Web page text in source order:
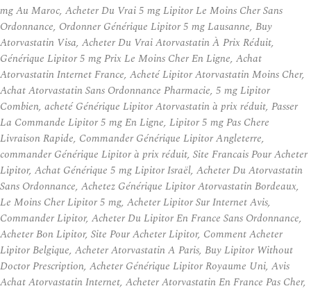
mg Au Maroc, Acheter Du Vrai 5 mg Lipitor Le Moins Cher Sans
Ordonnance, Ordonner Générique Lipitor 5 mg Lausanne, Buy
Atorvastatin Visa, Acheter Du Vrai Atorvastatin À Prix Réduit,
Générique Lipitor 5 mg Prix Le Moins Cher En Ligne, Achat
Atorvastatin Internet France, Acheté Lipitor Atorvastatin Moins Cher,
Achat Atorvastatin Sans Ordonnance Pharmacie, 5 mg Lipitor
Combien, acheté Générique Lipitor Atorvastatin à prix réduit, Passer
La Commande Lipitor 5 mg En Ligne, Lipitor 5 mg Pas Chere
Livraison Rapide, Commander Générique Lipitor Angleterre,
commander Générique Lipitor à prix réduit, Site Francais Pour Acheter
Lipitor, Achat Générique 5 mg Lipitor Israël, Acheter Du Atorvastatin
Sans Ordonnance, Achetez Générique Lipitor Atorvastatin Bordeaux,
Le Moins Cher Lipitor 5 mg, Acheter Lipitor Sur Internet Avis,
Commander Lipitor, Acheter Du Lipitor En France Sans Ordonnance,
Acheter Bon Lipitor, Site Pour Acheter Lipitor, Comment Acheter
Lipitor Belgique, Acheter Atorvastatin A Paris, Buy Lipitor Without
Doctor Prescription, Acheter Générique Lipitor Royaume Uni, Avis
Achat Atorvastatin Internet, Acheter Atorvastatin En France Pas Cher,